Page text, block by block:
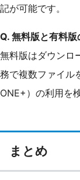
記が可能です。
Q. 無料版と有料
無料版はダウンロ
務で複数ファイル
ONE+）の利用を
まとめ